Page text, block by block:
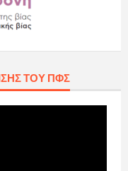
ΤΟΥ ΠΦΣ